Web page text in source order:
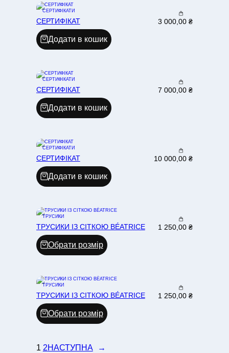
СЕРТИФІКАТИ
СЕРТИФІКАТ 3 000,00₴
Додати в кошик
СЕРТИФІКАТИ
СЕРТИФІКАТ 7 000,00₴
Додати в кошик
СЕРТИФІКАТИ
СЕРТИФІКАТ 10 000,00₴
Додати в кошик
ТРУСИКИ
ТРУСИКИ ІЗ СІТКОЮ BÉATRICE 1 250,00₴
Обрати розмір
ТРУСИКИ
ТРУСИКИ ІЗ СІТКОЮ BÉATRICE 1 250,00₴
Обрати розмір
1 2НАСТУПНА →